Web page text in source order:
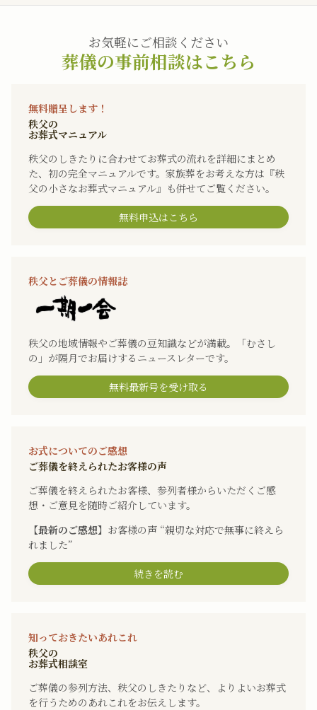
お気軽にご相談ください
葬儀の事前相談はこちら
無料贈呈します！
秩父の
お葬式マニュアル
秩父のしきたりに合わせてお葬式の流れを詳細にまとめ
た、初の完全マニュアルです。家族葬をお考えな方は『秩
父の小さなお葬式マニュアル』も併せてご覧ください。
無料申込はこちら
秩父とご葬儀の情報誌
秩父の地域情報やご葬儀の豆知識などが満載。「むさし
の」が隔月でお届けするニュースレターです。
無料最新号を受け取る
お式についてのご感想
ご葬儀を終えられたお客様の声
ご葬儀を終えられたお客様、参列者様からいただくご感
想・ご意見を随時ご紹介しています。
【最新のご感想】 お客様の声 “親切な対応で無事に終えら
れました”
続きを読む
知っておきたいあれこれ
秩父の
お葬式相談室
ご葬儀の参列方法、秩父のしきたりなど、よりよいお葬式
を行うためのあれこれをお伝えします。